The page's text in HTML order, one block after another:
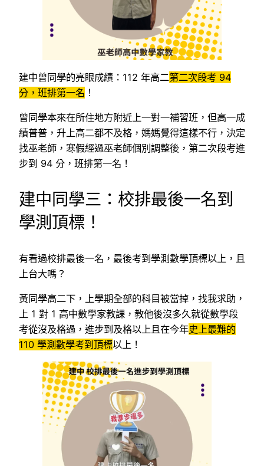
建中曾同學的亮眼成績：112 年高二第二次段考 94
分，班排第一名 ！
曾同學本來在所住地方附近上一對一補習班，但高一成
績普普，升上高二都不及格，媽媽覺得這樣不行，決定
找巫老師，寒假經過巫老師個別調整後，第二次段考進
步到 94 分，班排第一名！
建中同學三：校排最後一名到
學測頂標！
有看過校排最後一名，最後考到學測數學頂標以上，且
上台大嗎？
黃同學高二下，上學期全部的科目被當掉，找我求助，
上 1 對 1 高中數學家教課，教他後沒多久就從數學段
考從沒及格過，進步到及格以上且在今年史上最難的
110 學測數學考到頂標以上！